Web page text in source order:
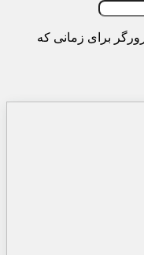
برای زمانی که